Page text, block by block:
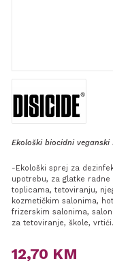
Ekološki biocidni veganski
-Ekološki sprej za
upotrebu, za glatke
toplicama, tetoviranju,
kozmetičkim salonima,
frizerskim salonima,
za tetoviranje, škole, vrtići.
12,70 KM